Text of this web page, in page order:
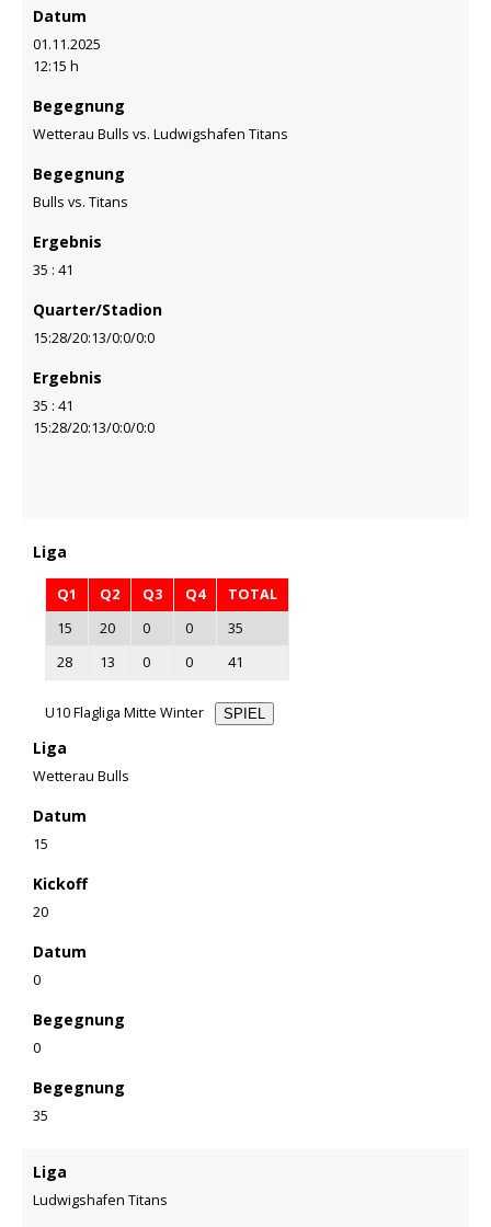
Datum
01.11.2025
12:15 h
Begegnung
Wetterau Bulls vs. Ludwigshafen Titans
Begegnung
Bulls vs. Titans
Ergebnis
35 : 41
Quarter/Stadion
15:28/20:13/0:0/0:0
Ergebnis
35 : 41
15:28/20:13/0:0/0:0
Liga
Q1 Q2 Q3 Q4
TOTAL
15
20 0 0
35
28
13 0 0 41
U10 Flagliga Mitte Winter SPIEL
Liga
Wetterau Bulls
Datum
15
Kickoff
20
Datum
0
Begegnung
0
Begegnung
35
Liga
Ludwigshafen Titans